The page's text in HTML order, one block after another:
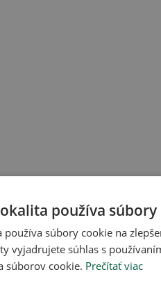
používa súbory
súbory cookie na
vyjadrujete súhlas s
súborov cookie. Prečítať viac